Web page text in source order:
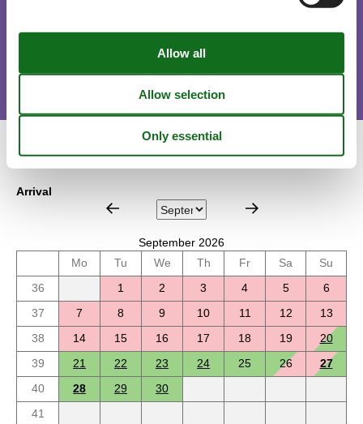
Short stay
Calendar
Arrival
September 2026
Mo
Tu We Th Fr Sa
Su
36
1 2 3 4 5
6
37
7 8 9 10 11 12
13
38
14 15 16 17 18 19
20
39
21 22 23 24 25 26
27
40
28 29
30
41